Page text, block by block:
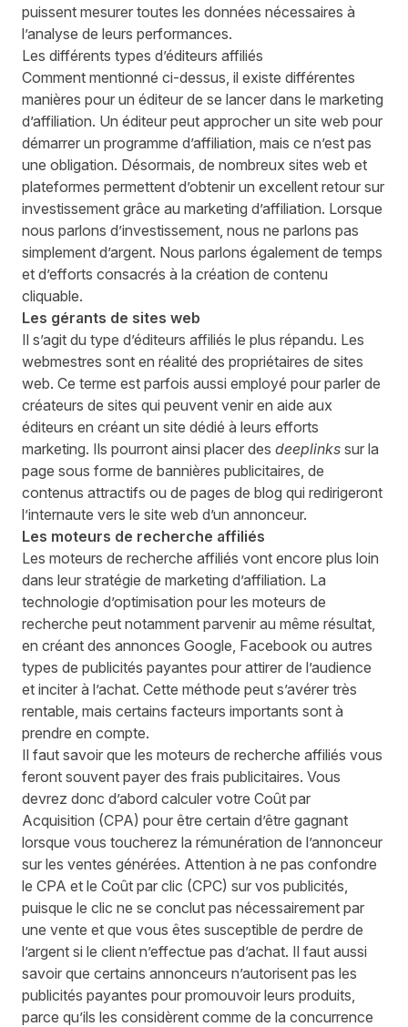
puissent mesurer toutes les données nécessaires à
l’analyse de leurs performances.
Les différents types d’éditeurs affiliés
Comment mentionné ci-dessus, il existe différentes
manières pour un éditeur de se lancer dans le marketing
d’affiliation. Un éditeur peut approcher un site web pour
démarrer un programme d’affiliation, mais ce n’est pas
une obligation. Désormais, de nombreux sites web et
plateformes permettent d’obtenir un excellent retour sur
investissement grâce au marketing d’affiliation. Lorsque
nous parlons d’investissement, nous ne parlons pas
simplement d’argent. Nous parlons également de temps
et d’efforts consacrés à la création de contenu
cliquable.
Les gérants de sites web
Il s’agit du type d’éditeurs affiliés le plus répandu. Les
webmestres sont en réalité des propriétaires de sites
web. Ce terme est parfois aussi employé pour parler de
créateurs de sites qui peuvent venir en aide aux
éditeurs en créant un site dédié à leurs efforts
marketing. Ils pourront ainsi placer des deeplinks sur la
page sous forme de bannières publicitaires, de
contenus attractifs ou de pages de blog qui redirigeront
l’internaute vers le site web d’un annonceur.
Les moteurs de recherche affiliés
Les moteurs de recherche affiliés vont encore plus loin
dans leur stratégie de marketing d’affiliation. La
technologie d’optimisation pour les moteurs de
recherche peut notamment parvenir au même résultat,
en créant des annonces Google, Facebook ou autres
types de publicités payantes pour attirer de l’audience
et inciter à l’achat. Cette méthode peut s’avérer très
rentable, mais certains facteurs importants sont à
prendre en compte.
Il faut savoir que les moteurs de recherche affiliés vous
feront souvent payer des frais publicitaires. Vous
devrez donc d’abord calculer votre Coût par
Acquisition (CPA) pour être certain d’être gagnant
lorsque vous toucherez la rémunération de l’annonceur
sur les ventes générées. Attention à ne pas confondre
le CPA et le Coût par clic (CPC) sur vos publicités,
puisque le clic ne se conclut pas nécessairement par
une vente et que vous êtes susceptible de perdre de
l’argent si le client n’effectue pas d’achat. Il faut aussi
savoir que certains annonceurs n’autorisent pas les
publicités payantes pour promouvoir leurs produits,
parce qu’ils les considèrent comme de la concurrence